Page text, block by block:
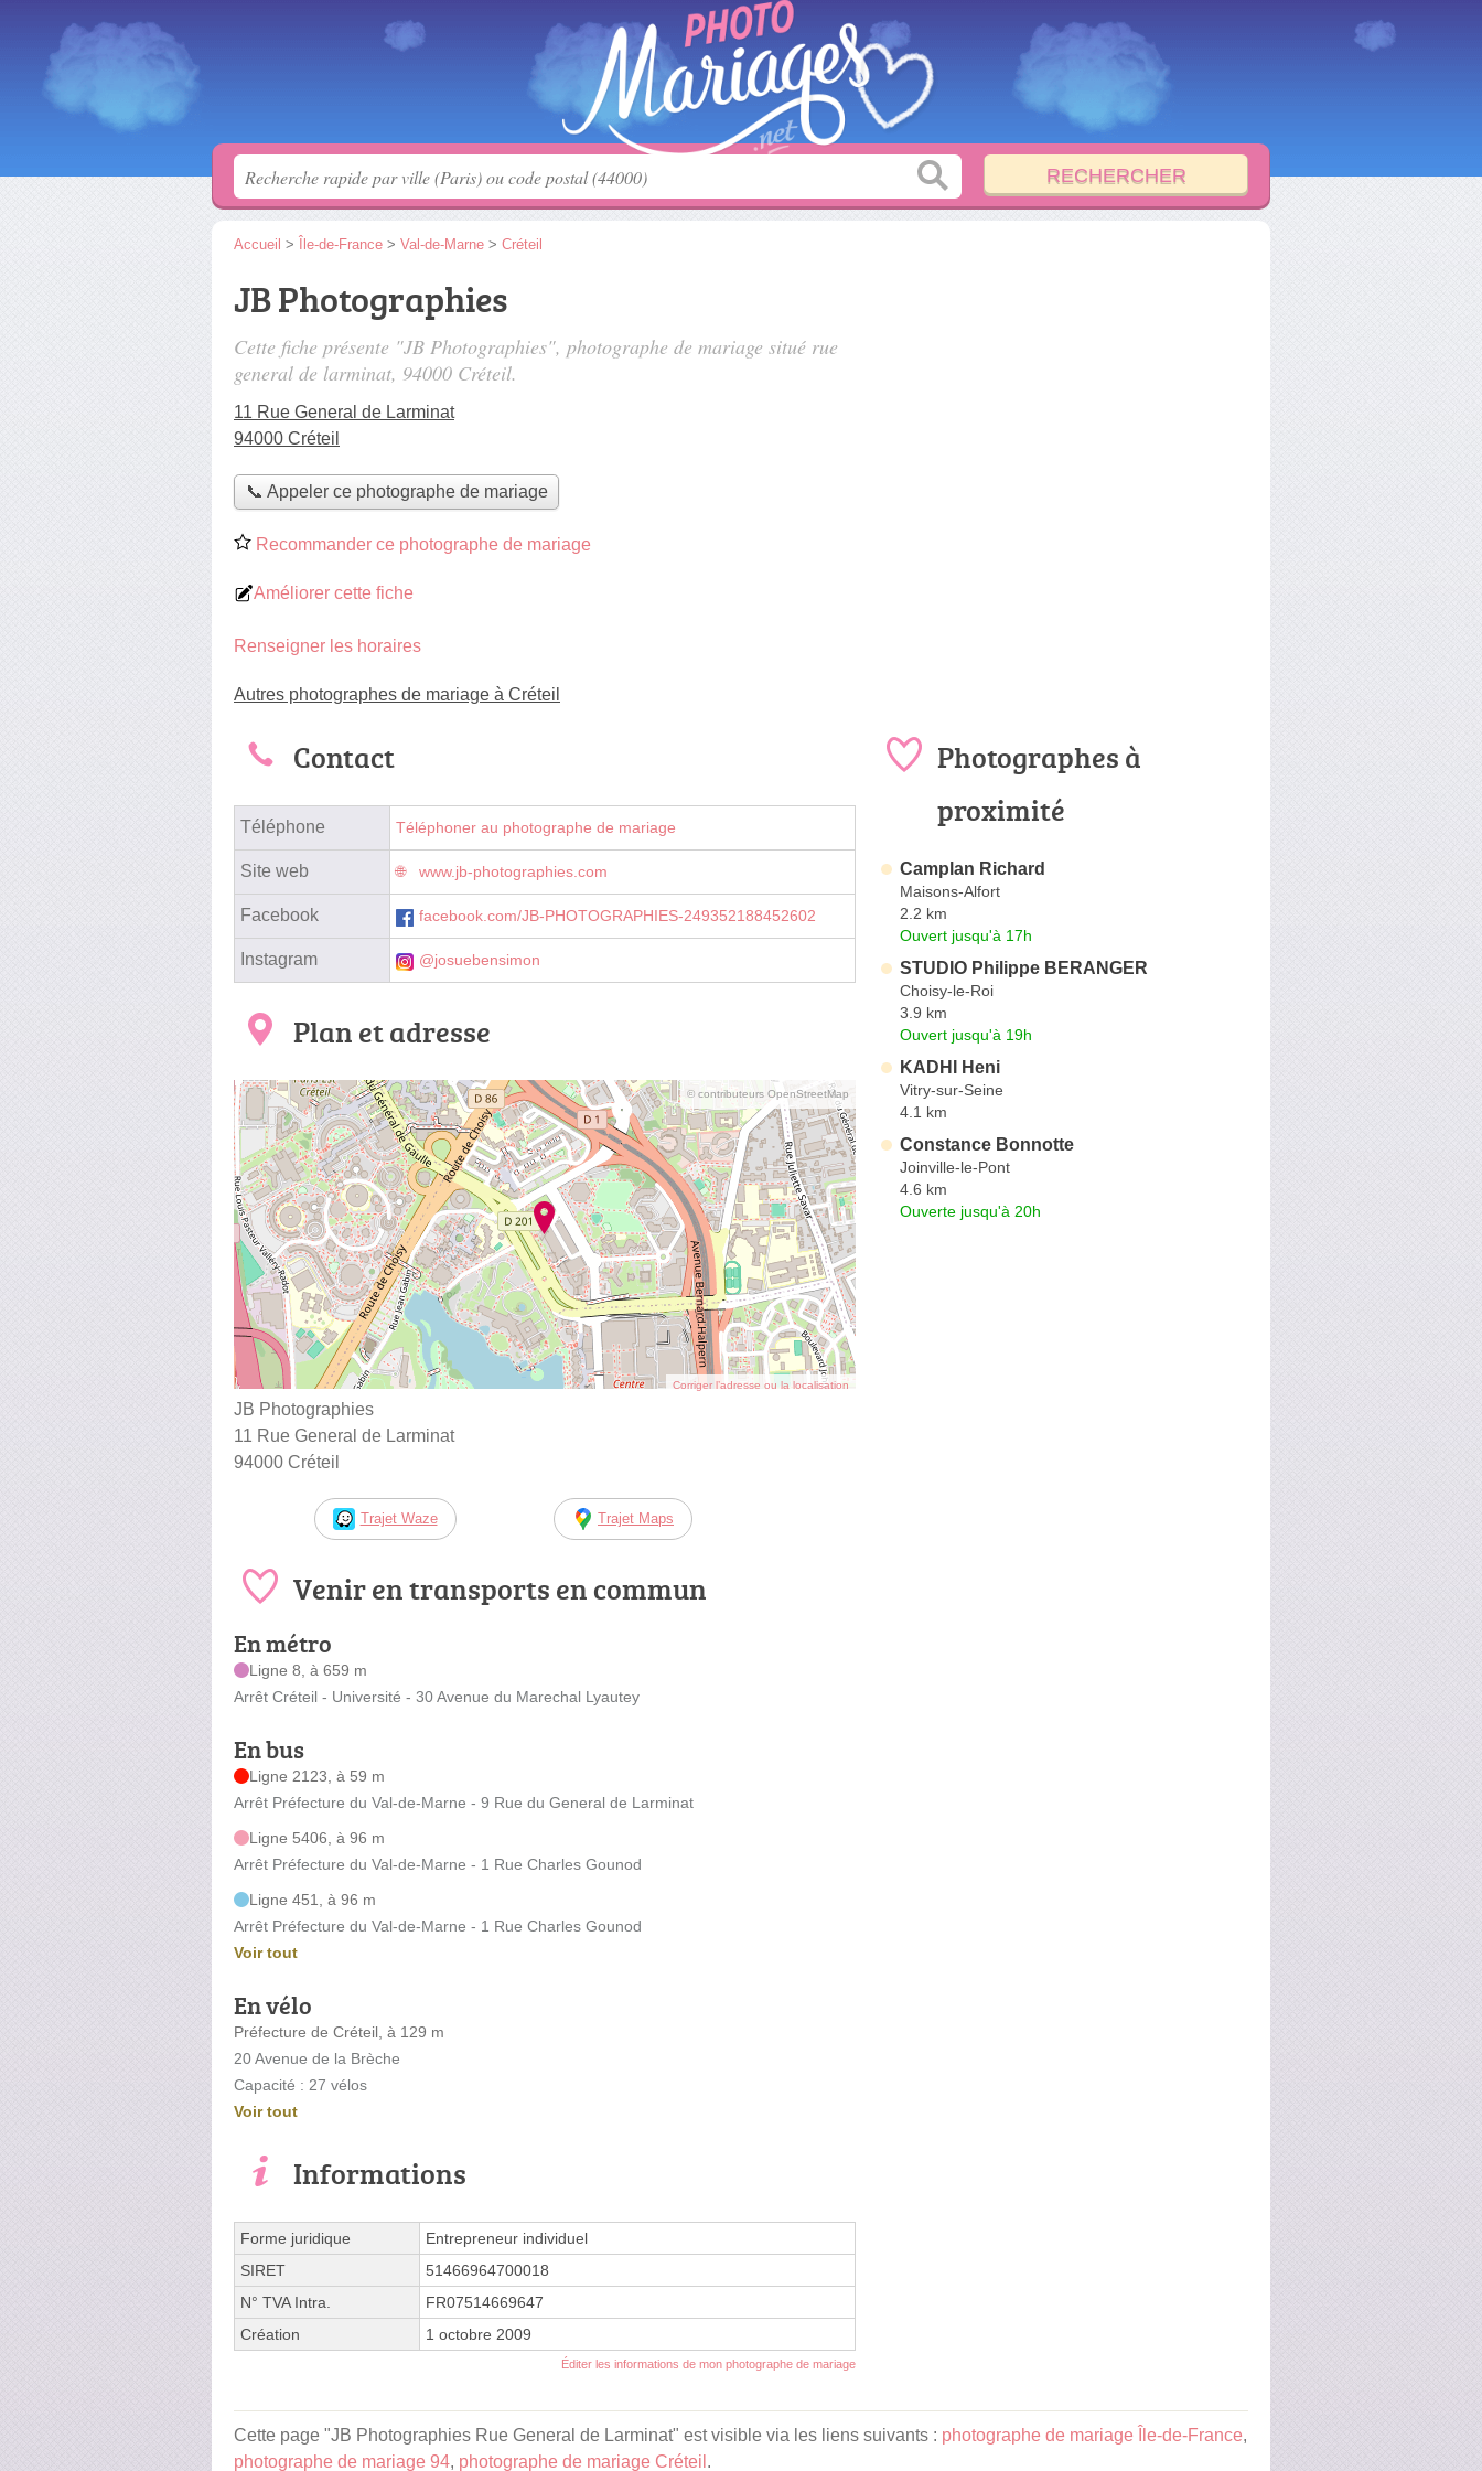
Accueil > Île-de-France > Val-de-Marne > Créteil
JB Photographies
Cette fiche présente "JB Photographies", photographe de mariage situé rue
general de larminat, 94000 Créteil.
11 Rue General de Larminat
94000 Créteil
📞 Appeler ce photographe de mariage
Recommander ce photographe de mariage
Améliorer cette fiche
Renseigner les horaires
Autres photographes de mariage à Créteil
Contact
Téléphone Téléphoner au photographe de mariage
Site web www.jb-photographies.com
Facebook facebook.com/JB-PHOTOGRAPHIES-249352188452602
Instagram @josuebensimon
Plan et adresse
© contributeurs OpenStreetMap
Corriger l’adresse ou la localisation
JB Photographies
11 Rue General de Larminat
94000 Créteil
Trajet Waze Trajet Maps
Venir en transports en commun
En métro
Ligne 8, à 659 m
Arrêt Créteil - Université - 30 Avenue du Marechal Lyautey
En bus
Ligne 2123, à 59 m
Arrêt Préfecture du Val-de-Marne - 9 Rue du General de Larminat
Ligne 5406, à 96 m
Arrêt Préfecture du Val-de-Marne - 1 Rue Charles Gounod
Ligne 451, à 96 m
Arrêt Préfecture du Val-de-Marne - 1 Rue Charles Gounod
Voir tout
En vélo
Préfecture de Créteil, à 129 m
20 Avenue de la Brèche
Capacité : 27 vélos
Voir tout
Informations
Forme juridique
Entrepreneur individuel
SIRET
51466964700018
N° TVA Intra.
FR07514669647
Création
1 octobre 2009
Éditer les informations de mon photographe de mariage
Photographes à
proximité
Camplan Richard
Maisons-Alfort
2.2 km
Ouvert jusqu'à 17h
STUDIO Philippe BERANGER
Choisy-le-Roi
3.9 km
Ouvert jusqu'à 19h
KADHI Heni
Vitry-sur-Seine
4.1 km
Constance Bonnotte
Joinville-le-Pont
4.6 km
Ouverte jusqu'à 20h
Cette page "JB Photographies Rue General de Larminat" est visible via les liens suivants : photographe de mariage Île-de-France,
photographe de mariage 94, photographe de mariage Créteil .